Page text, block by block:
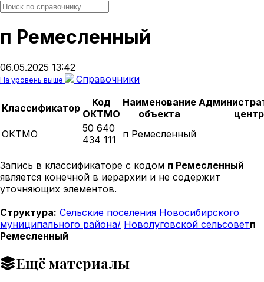
п Ремесленный
06.05.2025 13:42
На уровень выше Справочники
Классификатор
Код
ОКТМО
Наименование
объекта
центр
ОКТМО
50 640
434 111
п Ремесленный
Запись в классификаторе с кодом п Ремесленный
является конечной в иерархии и не содержит
уточняющих элементов.
Структура: Сельские поселения Новосибирского
муниципального района/ Новолуговской сельсоветп
Ремесленный
Ещё материалы